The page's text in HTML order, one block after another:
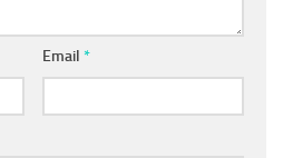
Email *